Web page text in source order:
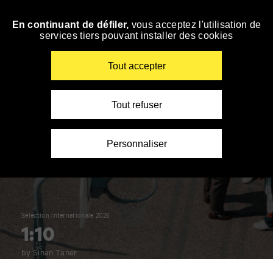
Skip
Sélection internationale 2025
1:10
by Sinan Taner
En continuant de défiler, vous acceptez l'utilisation de
services tiers pouvant installer des cookies
Tout accepter
Tout refuser
Personnaliser